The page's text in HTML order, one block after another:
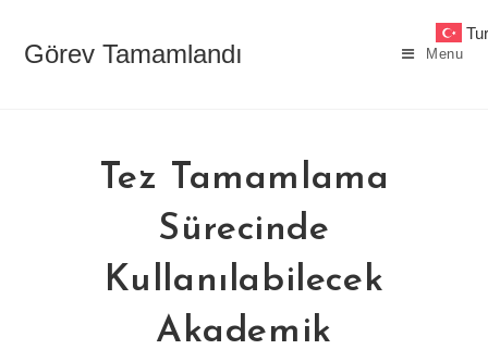
contentGörev Tamamlandı Menu
Tez Tamamlama
Sürecinde
Kullanılabilecek
Akademik